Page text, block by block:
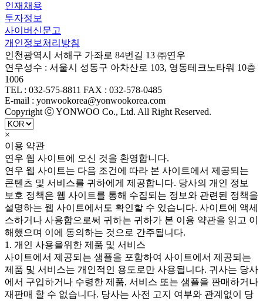
인재채용
투자정보
사이버신문고
개인정보처리방침
인천광역시 서해구 가좌로 84번길 13 ㈜연우
연우성수 : 서울시 성동구 아차산로 103, 영동테크노타워 10층
1006
TEL : 032-575-8811 FAX : 032-578-0485
E-mail : yonwookorea@yonwookorea.com
Copyright ⓒ YONWOO Co., Ltd. All Right Reserved.
×
이용 약관
연우 웹 사이트에 오신 것을 환영합니다.
연우 웹 사이트는 다음 조건에 따라 본 사이트에서 제공되는
콘텐츠 및 서비스를 귀하에게 제공합니다. 당사의 개인 정보
보호 정책은 웹 사이트를 통해 수집되는 정보와 관련된 정책을
설명하는 웹 사이트에서도 확인할 수 있습니다. 사이트에 액세
스하거나 사용함으로써 귀하는 귀하가 본 이용 약관을 읽고 이
해했으며 이에 동의하는 것으로 간주됩니다.
1. 개인 사용을위한 제품 및 서비스
사이트에서 제공되는 샘플을 포함하여 사이트에서 제공되는
제품 및 서비스는 개인적인 용도로만 사용됩니다. 귀사는 당사
에서 구입하거나 수령한 제품, 서비스 또는 샘플을 판매하거나
재판매 할 수 없습니다. 당사는 사전 고지 여부와 관계없이 당